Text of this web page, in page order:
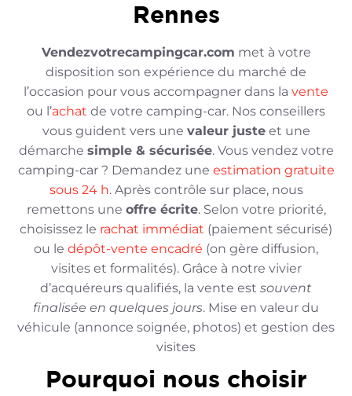
Rennes
Vendezvotrecampingcar.com met à votre
disposition son expérience du marché de
l’occasion pour vous accompagner dans la vente
ou l’achat de votre camping-car. Nos conseillers
vous guident vers une valeur justeet une
démarche simple & sécurisée. Vous vendez votre
camping-car ? Demandez une estimation gratuite
sous 24 h. Après contrôle sur place, nous
remettons une offre écrite. Selon votre priorité,
choisissez le rachat immédiat (paiement sécurisé)
ou le dépôt-vente encadré (on gère diffusion,
visites et formalités). Grâce à notre vivier
d’acquéreurs qualifiés, la vente est souvent
finalisée en quelques jours. Mise en valeur du
véhicule (annonce soignée, photos) et gestion des
visites
Pourquoi nous choisir